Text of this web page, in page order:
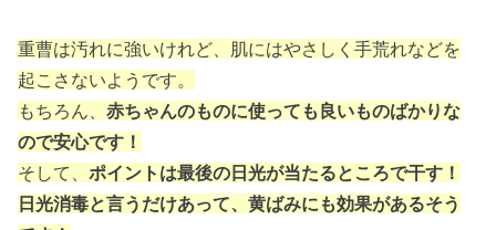
重曹は汚れに強いけれど、肌にはやさしく手荒れなどを
起こさないようです。
もちろん、赤ちゃんのものに使っても良いものばかりな
ので安心です！
そして、ポイントは最後の日光が当たるところで干す！
日光消毒と言うだけあって、黄ばみにも効果があるそう